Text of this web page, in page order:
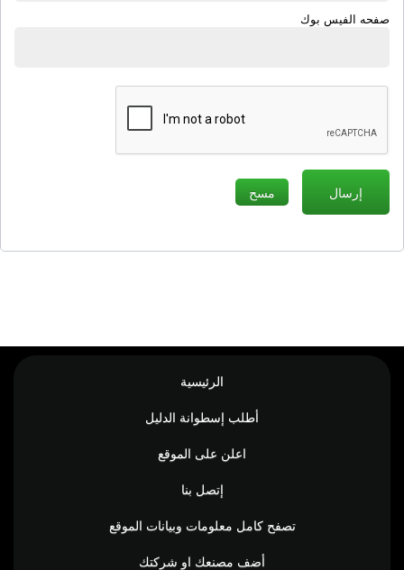
صفحه الفيس بوك
الرئيسية
أطلب إسطوانة الدليل
اعلن على الموقع
إتصل بنا
تصفح كامل معلومات وبيانات الموقع
أضف مصنعك او شركتك